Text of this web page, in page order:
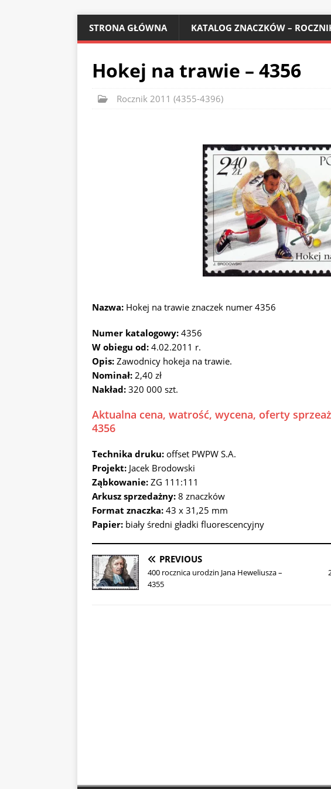
STRONA GŁÓWNA KATALOG ZNACZKÓW –
Hokej na trawie – 4356
Rocznik 2011 (4355-4396)
Nazwa: Hokej na trawie znaczek numer 4356
Numer katalogowy: 4356
W obiegu od: 4.02.2011 r.
Opis: Zawodnicy hokeja na trawie.
Nominał: 2,40 zł
Nakład: 320 000 szt.
Aktualna cena, watrość, wycena, oferty
4356
Technika druku: offset PWPW S.A.
Projekt: Jacek Brodowski
Ząbkowanie: ZG 111:111
Arkusz sprzedażny: 8 znaczków
Format znaczka: 43 x 31,25 mm
Papier: biały średni gładki fluorescencyjny
PREVIOUS
400 rocznica urodzin Jana Heweliusza –
4355